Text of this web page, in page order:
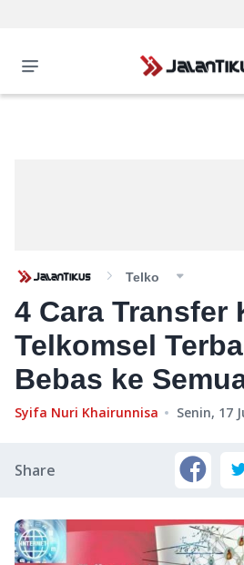
Telko
4 Cara Transfer
Telkomsel
Bebas ke
Syifa Nuri Khairunnisa Senin, 17
Share